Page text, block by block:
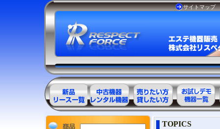
サイトマップ
エステ美容用
品製品一覧
エステ美容用
品アウトレッ
エステ美容用
品レンタル可
お試しデモ可
能機器一覧
TOPICS